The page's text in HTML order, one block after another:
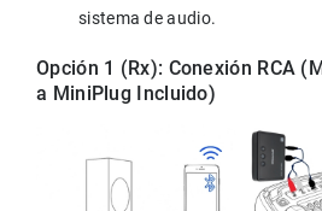
sistema de audio.
Opción 1 (Rx): Conexión RCA
a MiniPlug Incluido)